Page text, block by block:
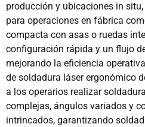
producción y ubicaciones in
para operaciones en fábrica
compacta con asas o ruedas
configuración rápida y un flujo
mejorando la eficiencia
de soldadura láser ergonómico
a los operarios realizar
complejas, ángulos variados y
intrincados, garantizando